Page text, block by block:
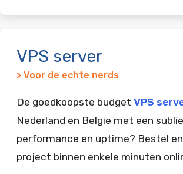
VPS server
> Voor de echte nerds
De goedkoopste budget VPS
Nederland en Belgie met een
performance en uptime? Bestel
project binnen enkele minuten